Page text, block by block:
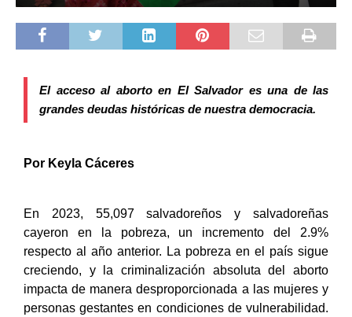
El acceso al aborto en El Salvador es una de las
grandes deudas históricas de nuestra democracia.
Por Keyla Cáceres
En 2023, 55,097 salvadoreños y salvadoreñas
cayeron en la pobreza, un incremento del 2.9%
respecto al año anterior. La pobreza en el país sigue
creciendo, y la criminalización absoluta del aborto
impacta de manera desproporcionada a las mujeres y
personas gestantes en condiciones de vulnerabilidad.